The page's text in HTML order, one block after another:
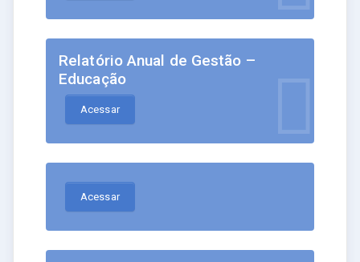
Relatório Anual de Gestão –
Educação
Acessar
Acessar